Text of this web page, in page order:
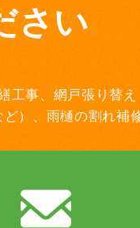
さい
工事、網戸張り替え
）、雨樋の割れ補